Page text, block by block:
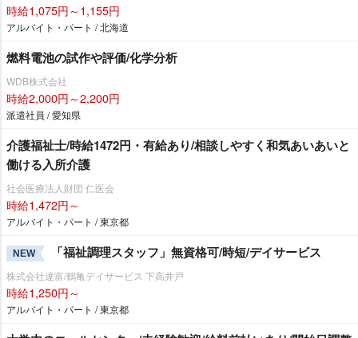
時給1,075円～1,155円
アルバイト・パート / 北海道
燃料電池の試作や評価/化学分析
WDB株式会社
時給2,000円～2,200円
派遣社員 / 愛知県
介護福祉士/時給1472円・有給あり/相談しやすく和気あいあいと
働ける入所介護
社会医療法人財団 仁医会
時給1,472円～
アルバイト・パート / 東京都
NEW 「福祉調理スタッフ」無資格可/時短/デイサービス
株式会社達富/鶴亀デイサービス 下高井戸
時給1,250円～
アルバイト・パート / 東京都